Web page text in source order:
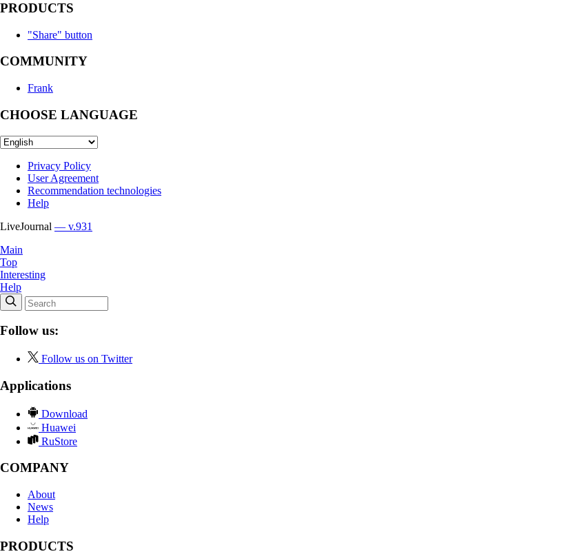
PRODUCTS
"Share" button
COMMUNITY
Frank
CHOOSE LANGUAGE
Privacy Policy
User Agreement
Recommendation technologies
Help
LiveJournal — v.931
Main
Top
Interesting
Help
Follow us:
Follow us on Twitter
Applications
Download
Huawei
RuStore
COMPANY
About
News
Help
PRODUCTS